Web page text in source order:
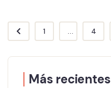
1 ... 4
Más recientes